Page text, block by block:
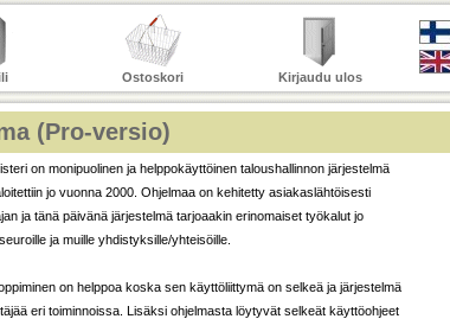
Ostoskori Kirjaudu ulos
(Pro-versio)
on monipuolinen ja helppokäyttöinen taloushallinnon järjestelmä
jo vuonna 2000. Ohjelmaa on kehitetty asiakaslähtöisesti
ja tänä päivänä järjestelmä tarjoaakin erinomaiset työkalut jo
ja muille yhdistyksille/yhteisöille.
on helppoa koska sen käyttöliittymä on selkeä ja järjestelmä
eri toiminnoissa. Lisäksi ohjelmasta löytyvät selkeät käyttöohjeet